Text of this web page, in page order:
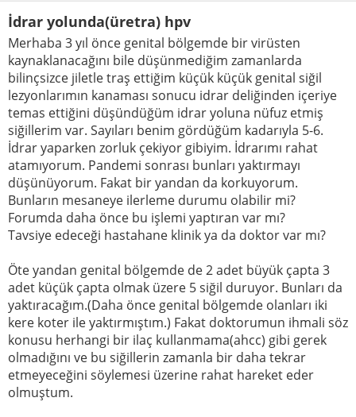
İdrar yolunda(üretra) hpv
Merhaba 3 yıl önce genital bölgemde bir virüsten
kaynaklanacağını bile düşünmediğim zamanlarda
bilinçsizce jiletle traş ettiğim küçük küçük genital siğil
lezyonlarımın kanaması sonucu idrar deliğinden içeriye
temas ettiğini düşündüğüm idrar yoluna nüfuz etmiş
siğillerim var. Sayıları benim gördüğüm kadarıyla 5-6.
İdrar yaparken zorluk çekiyor gibiyim. İdrarımı rahat
atamıyorum. Pandemi sonrası bunları yaktırmayı
düşünüyorum. Fakat bir yandan da korkuyorum.
Bunların mesaneye ilerleme durumu olabilir mi?
Forumda daha önce bu işlemi yaptıran var mı?
Tavsiye edeceği hastahane klinik ya da doktor var mı?
Öte yandan genital bölgemde de 2 adet büyük çapta 3
adet küçük çapta olmak üzere 5 siğil duruyor. Bunları da
yaktıracağım.(Daha önce genital bölgemde olanları iki
kere koter ile yaktırmıştım.) Fakat doktorumun ihmali söz
konusu herhangi bir ilaç kullanmama(ahcc) gibi gerek
olmadığını ve bu siğillerin zamanla bir daha tekrar
etmeyeceğini söylemesi üzerine rahat hareket eder
olmuştum.